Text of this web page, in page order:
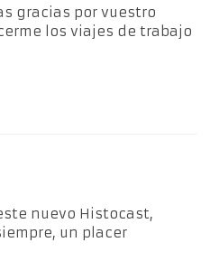
gracias por vuestro
los viajes de trabajo
nuevo Histocast,
un placer